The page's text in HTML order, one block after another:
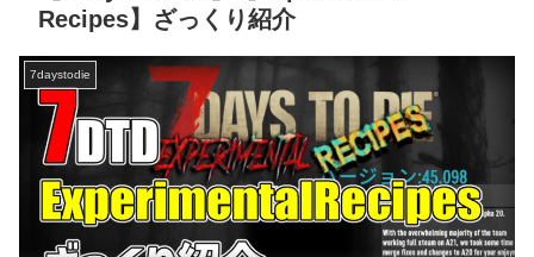
Recipes】ざっくり紹介
7daystodie